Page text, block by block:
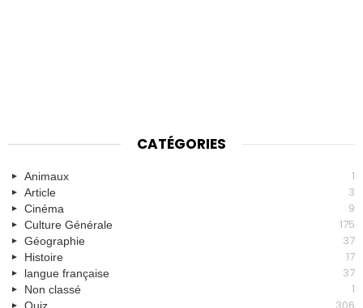
CATÉGORIES
Animaux 1
Article 3
Cinéma 9
Culture Générale 175
Géographie 37
Histoire 17
langue française 37
Non classé 1